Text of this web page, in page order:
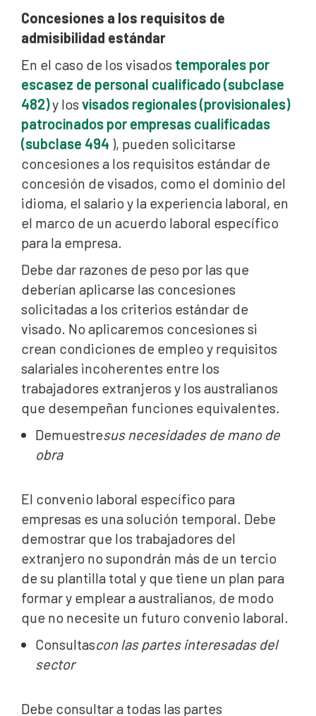
Concesiones a los requisitos de
admisibilidad estándar
En el caso de los visados temporales por
escasez de personal cualificado (subclase
482)y los visados regionales (provisionales)
patrocinados por empresas cualificadas
(subclase 494 ), pueden solicitarse
concesiones a los requisitos estándar de
concesión de visados, como el dominio del
idioma, el salario y la experiencia laboral, en
el marco de un acuerdo laboral específico
para la empresa.
Debe dar razones de peso por las que
deberían aplicarse las concesiones
solicitadas a los criterios estándar de
visado. No aplicaremos concesiones si
crean condiciones de empleo y requisitos
salariales incoherentes entre los
trabajadores extranjeros y los australianos
que desempeñan funciones equivalentes.
‍Demuestresus necesidades de mano de
obra
El convenio laboral específico para
empresas es una solución temporal. Debe
demostrar que los trabajadores del
extranjero no supondrán más de un tercio
de su plantilla total y que tiene un plan para
formar y emplear a australianos, de modo
que no necesite un futuro convenio laboral.
‍Consultascon las partes interesadas del
sector
Debe consultar a todas las partes